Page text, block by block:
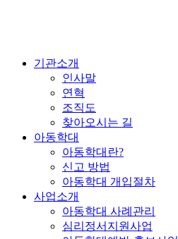
기관소개
인사말
연혁
조직도
찾아오시는 길
아동학대
아동학대란?
신고 방법
아동학대 개입절차
사업소개
아동학대 사례관리
심리정서지원사업